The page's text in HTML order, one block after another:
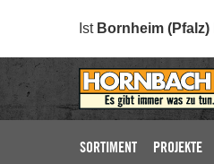
Ist Bornheim (Pfalz)
SORTIMENT PROJEKTE